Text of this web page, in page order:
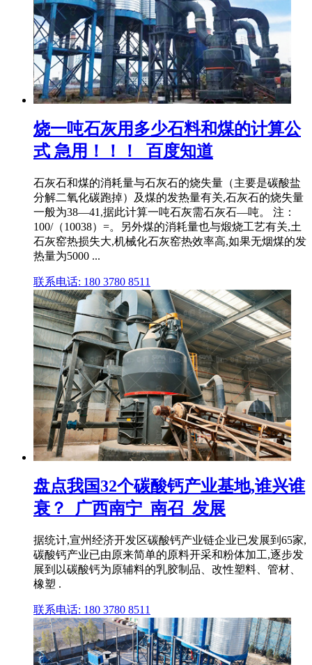
烧一吨石灰用多少石料和煤的计算公
式 急用！！！_百度知道
石灰石和煤的消耗量与石灰石的烧失量（主要是碳酸盐
分解二氧化碳跑掉）及煤的发热量有关,石灰石的烧失量
一般为38—41,据此计算一吨石灰需石灰石—吨。 注：
100/（10038）=。另外煤的消耗量也与煅烧工艺有关,土
石灰窑热损失大,机械化石灰窑热效率高,如果无烟煤的发
热量为5000 ...
联系电话: 180 3780 8511
盘点我国32个碳酸钙产业基地,谁兴谁
衰？_广西南宁_南召_发展
据统计,宣州经济开发区碳酸钙产业链企业已发展到65家,
碳酸钙产业已由原来简单的原料开采和粉体加工,逐步发
展到以碳酸钙为原辅料的乳胶制品、改性塑料、管材、
橡塑 .
联系电话: 180 3780 8511